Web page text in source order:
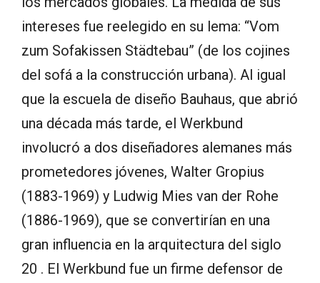
intereses fue reelegido en su lema: “Vom
zum Sofakissen Städtebau” (de los cojines
del sofá a la construcción urbana). Al igual
que la escuela de diseño Bauhaus, que abrió
una década más tarde, el Werkbund
involucró a dos diseñadores alemanes más
prometedores jóvenes, Walter Gropius
(1883-1969) y Ludwig Mies van der Rohe
(1886-1969), que se convertirían en una
gran influencia en la arquitectura del siglo
20 . El Werkbund fue un firme defensor de